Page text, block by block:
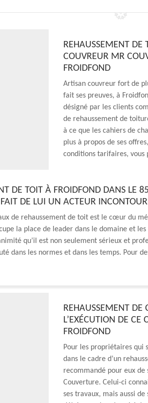
REHAUSSEMENT DE
COUVREUR MR
FROIDFOND
Artisan couvreur fort de
fait ses preuves, à
désigné par les clients
de rehaussement de
à ce que les cahiers de
plus à propos de ses
conditions tarifaires, vous
DE TOIT À FROIDFOND DANS LE
DE LUI UN ACTEUR
de rehaussement de toit est le cœur du
la place de leader dans le domaine et
qu’il est non seulement sérieux et
dans les normes et dans les temps. Pour
REHAUSSEMENT DE
L’EXÉCUTION DE CE
FROIDFOND
Pour les propriétaires qui
dans le cadre d’un
recommandé pour eux
Couverture. Celui-ci
ses travaux, mais aussi